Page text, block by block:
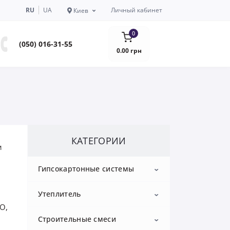
RU UA Киев Личный кабинет
(050) 016-31-55
0
0.00 грн
КАТЕГОРИИ
Гипсокартонные системы
Гипсокартон
Потолочный гипсокартон
Профиль для гипсокартона
Утеплитель
Пенопласт
Строительные смеси